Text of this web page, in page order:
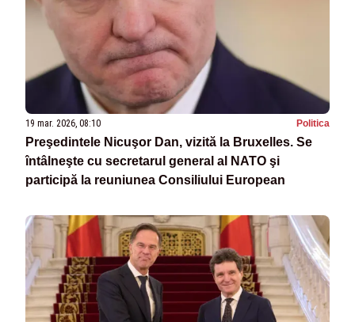
19 mar. 2026, 08:10 Politica
Preşedintele Nicuşor Dan, vizită la Bruxelles. Se
întâlneşte cu secretarul general al NATO şi
participă la reuniunea Consiliului European